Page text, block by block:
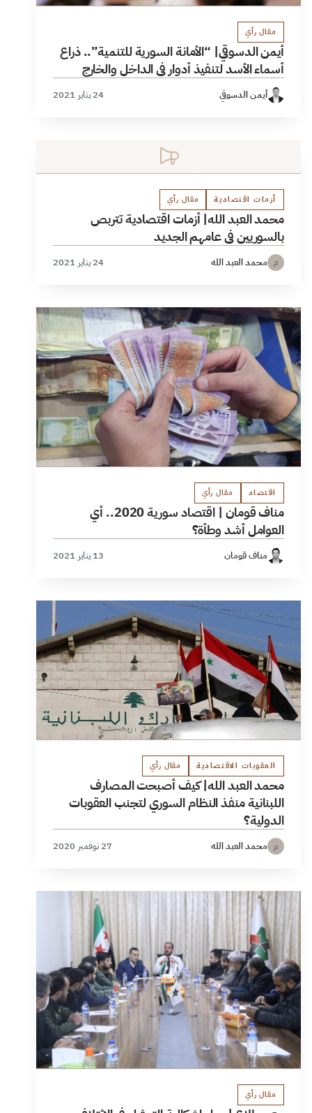
مقال رأي
أيمن الدسوقي| “الأمانة السورية للتنمية”.. ذراع
أسماء الأسد لتنفيذ أدوار في الداخل والخارج
أيمن الدسوقي 24 يناير 2021
أزمات اقتصادية مقال رأي
محمد العبد الله| أزمات اقتصادية تتربص
بالسوريين في عامهم الجديد
م محمد العبد الله 24 يناير 2021
اقتصاد مقال رأي
مناف قومان | اقتصاد سورية 2020.. أي
العوامل أشد وطأة؟
مناف قومان 13 يناير 2021
العقوبات الاقتصادية مقال رأي
محمد العبد الله| كيف أصبحت المصارف
اللبنانية منفذ النظام السوري لتجنب العقوبات
الدولية؟
م محمد العبد الله 27 نوفمبر 2020
مقال رأي